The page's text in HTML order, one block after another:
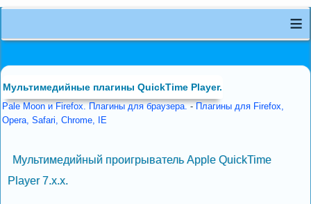
≡
Мультимедийные плагины QuickTime Player.
Pale Moon и Firefox. Плагины для браузера.-Плагины для Firefox,
Opera, Safari, Chrome, IE
Мультимедийный проигрыватель Apple QuickTime
Player 7.х.x.